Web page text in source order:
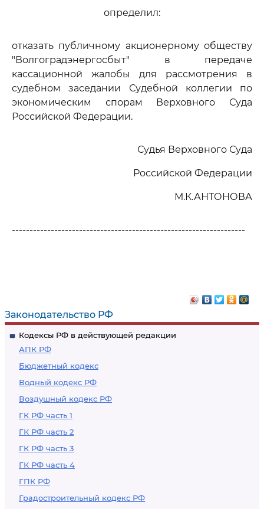
Законодательство РФ
Кодексы РФ в действующей редакции
АПК РФ
Бюджетный кодекс
Водный кодекс РФ
Воздушный кодекс РФ
ГК РФ часть 1
ГК РФ часть 2
ГК РФ часть 3
ГК РФ часть 4
ГПК РФ
Градостроительный кодекс РФ
определил:
отказать публичному акционерному обществу
"Волгоградэнергосбыт" в передаче
кассационной жалобы для рассмотрения в
судебном заседании Судебной коллегии по
экономическим спорам Верховного Суда
Российской Федерации.
Судья Верховного Суда
Российской Федерации
М.К.АНТОНОВА
------------------------------------------------------------------